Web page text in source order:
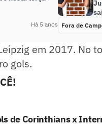
Há 5 anos Fora de
em 2017. No
gols.
de Corinthians x